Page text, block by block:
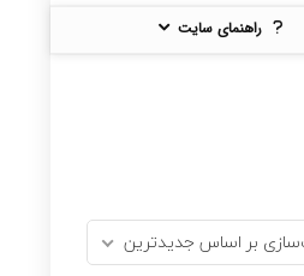
راهنمای سایت
بر اساس جدیدترین